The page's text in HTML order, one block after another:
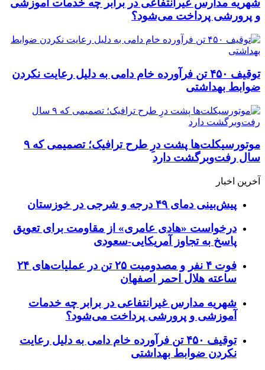
شهریه مدارس غیرانتفاعی در برابر چه خدمات آموزشی
و پرورشی پرداخت می‌شود؟
توقیف ۴۵۰ تن فرآورده خام دامی به دلیل رعایت نکردن
ضوابط بهداشتی
موتورسیکلت‌ها پشت درِ طرح ترافیک؛ تصمیمی که ۹
سال رفت‌وبرگشت دارد
آخرین اخبار
پیش‌بینی دمای ۴۹ درجه و شرجی در خوزستان
درخواست «هادی عامری» از مقاومت برای تعویق
پاسخ به تجاوز آمریکایی-سعودی
فوت ۴ نفر و مصدومیت ۲۵ تن در عملیات‌های ۲۴
ساعته هلال احمر اصفهان
شهریه مدارس غیرانتفاعی در برابر چه خدمات
آموزشی و پرورشی پرداخت می‌شود؟
توقیف ۴۵۰ تن فرآورده خام دامی به دلیل رعایت
نکردن ضوابط بهداشتی